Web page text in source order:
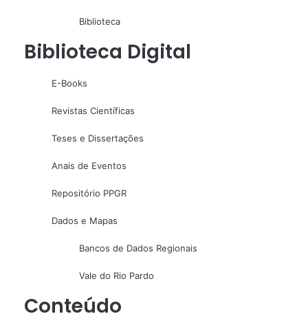
Biblioteca
Biblioteca Digital
E-Books
Revistas Científicas
Teses e Dissertações
Anais de Eventos
Repositório PPGR
Dados e Mapas
Bancos de Dados Regionais
Vale do Rio Pardo
Conteúdo